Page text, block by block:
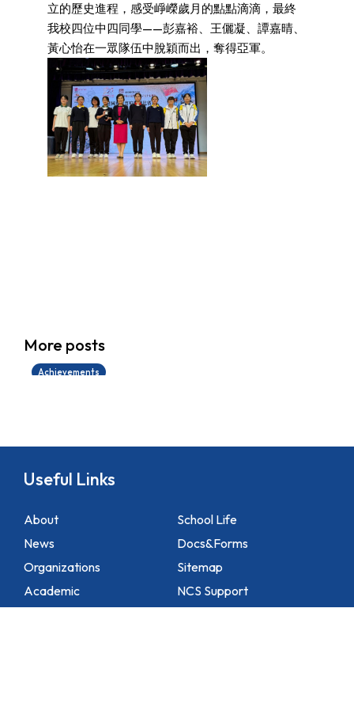
立的歷史進程，感受崢嶸歲月的點點滴滴，最終
我校四位中四同學——彭嘉裕、王儷凝、譚嘉晴、
黃心怡在一眾隊伍中脫穎而出，奪得亞軍。
More posts
Achievements
14/07/2026
Useful Links
About
News
Organizations
Academic
School Life
Docs&Forms
Sitemap
NCS Support